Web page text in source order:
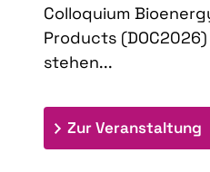
Colloquium
Products
stehen...
Zur Veranstaltung